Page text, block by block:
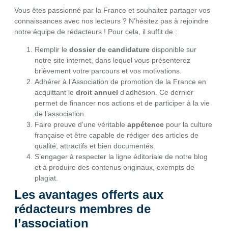
Vous êtes passionné par la France et souhaitez partager vos
connaissances avec nos lecteurs ? N’hésitez pas à rejoindre
notre équipe de rédacteurs ! Pour cela, il suffit de :
Remplir le dossier de candidature disponible sur
notre site internet, dans lequel vous présenterez
brièvement votre parcours et vos motivations.
Adhérer à l’Association de promotion de la France en
acquittant le droit annuel d’adhésion. Ce dernier
permet de financer nos actions et de participer à la vie
de l’association.
Faire preuve d’une véritable appétence pour la culture
française et être capable de rédiger des articles de
qualité, attractifs et bien documentés.
S’engager à respecter la ligne éditoriale de notre blog
et à produire des contenus originaux, exempts de
plagiat.
Les avantages offerts aux
rédacteurs membres de
l’association